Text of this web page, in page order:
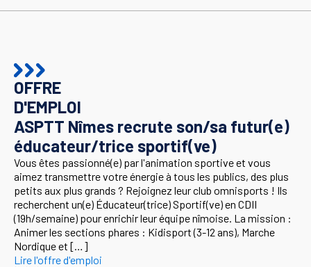
OFFRE
D'EMPLOI
ASPTT Nîmes recrute son/sa futur(e)
éducateur/trice sportif(ve)
Vous êtes passionné(e) par l'animation sportive et vous
aimez transmettre votre énergie à tous les publics, des plus
petits aux plus grands ? Rejoignez leur club omnisports ! Ils
recherchent un(e) Éducateur(trice) Sportif(ve) en CDII
(19h/semaine) pour enrichir leur équipe nîmoise. La mission :
Animer les sections phares : Kidisport (3-12 ans), Marche
Nordique et […]
Lire l'offre d'emploi